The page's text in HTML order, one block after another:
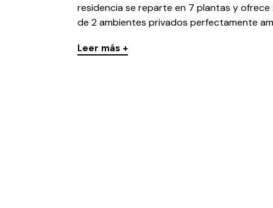
residencia se reparte en 7 plantas y
de 2 ambientes privados perfectamente
Leer más +